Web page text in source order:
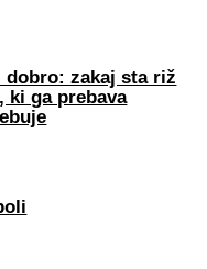
dobro: zakaj sta riž
ki ga prebava